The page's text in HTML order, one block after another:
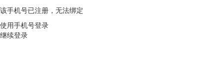
该手机号已注册，无法绑定
使用手机号登录
继续登录